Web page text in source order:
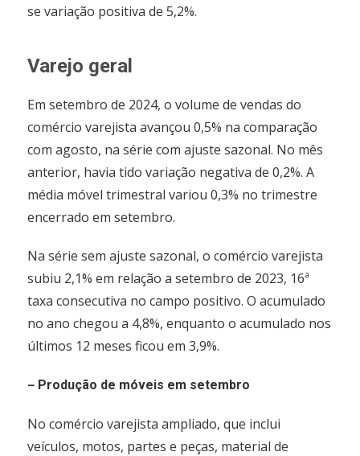
se variação positiva de 5,2%.
Varejo geral
Em setembro de 2024, o volume de vendas do
comércio varejista avançou 0,5% na comparação
com agosto, na série com ajuste sazonal. No mês
anterior, havia tido variação negativa de 0,2%. A
média móvel trimestral variou 0,3% no trimestre
encerrado em setembro.
Na série sem ajuste sazonal, o comércio varejista
subiu 2,1% em relação a setembro de 2023, 16ª
taxa consecutiva no campo positivo. O acumulado
no ano chegou a 4,8%, enquanto o acumulado nos
últimos 12 meses ficou em 3,9%.
– Produção de móveis em setembro
No comércio varejista ampliado, que inclui
veículos, motos, partes e peças, material de